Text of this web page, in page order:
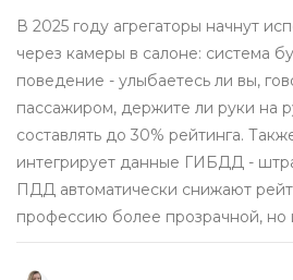
В 2025 году агрегаторы начнут
через камеры в салоне: система
поведение - улыбаетесь ли вы,
пассажиром, держите ли руки на
составлять до 30% рейтинга.
интегрирует данные ГИБДД -
ПДД автоматически снижают
профессию более прозрачной, но